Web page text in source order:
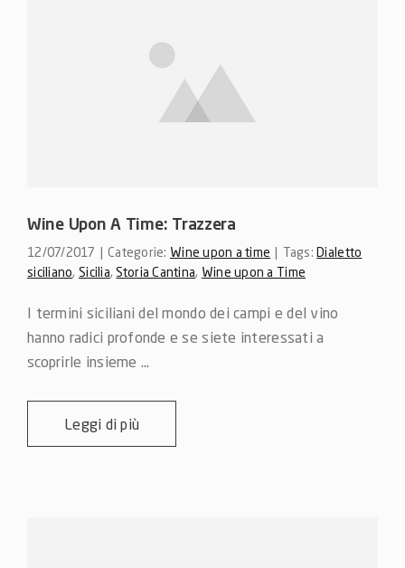
Wine Upon A Time: Trazzera
12/07/2017 | Categorie: Wine upon a time | Tags:Dialetto
siciliano, Sicilia,Storia Cantina, Wine upon a Time
I termini siciliani del mondo dei campi e del vino
hanno radici profonde e se siete interessati a
scoprirle insieme ...
Leggi di più